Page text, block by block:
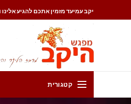
יקב עמיעד מזמין אתכם להגיע
קטגורית